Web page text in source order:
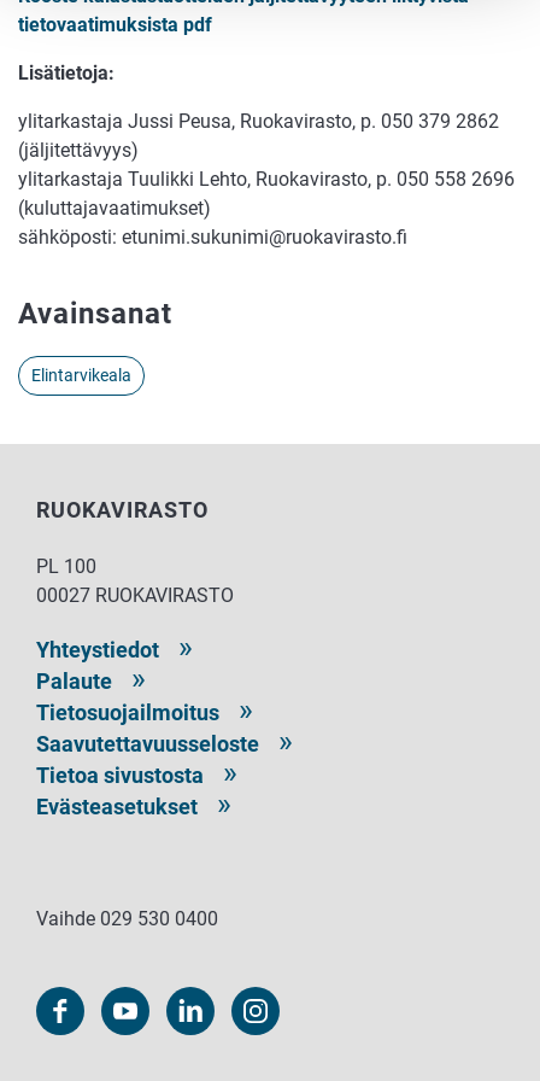
tietovaatimuksista pdf
Lisätietoja:
ylitarkastaja Jussi Peusa, Ruokavirasto, p. 050 379 2862
(jäljitettävyys)
ylitarkastaja Tuulikki Lehto, Ruokavirasto, p. 050 558 2696
(kuluttajavaatimukset)
sähköposti: etunimi.sukunimi@ruokavirasto.fi
Avainsanat
Elintarvikeala
RUOKAVIRASTO
PL 100
00027 RUOKAVIRASTO
Yhteystiedot
Palaute
Tietosuojailmoitus
Saavutettavuusseloste
Tietoa sivustosta
Evästeasetukset
Vaihde 029 530 0400